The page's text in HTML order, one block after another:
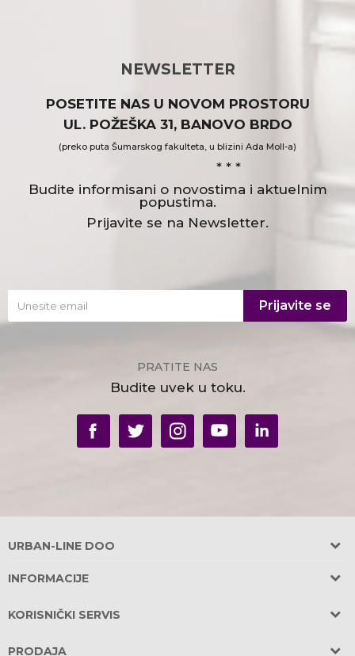
NEWSLETTER
POSETITE NAS U NOVOM PROSTORU
UL. POŽEŠKA 31, BANOVO BRDO
(preko puta Šumarskog fakulteta, u blizini Ada Moll-a)
* * *
Budite informisani o novostima i aktuelnim
popustima.
Prijavite se na Newsletter.
Prijavite se
PRATITE NAS
Budite uvek u toku.
URBAN-LINE DOO
11030 Beograd, Srbija
INFORMACIJE
KORISNIČKI SERVIS
PRODAJA